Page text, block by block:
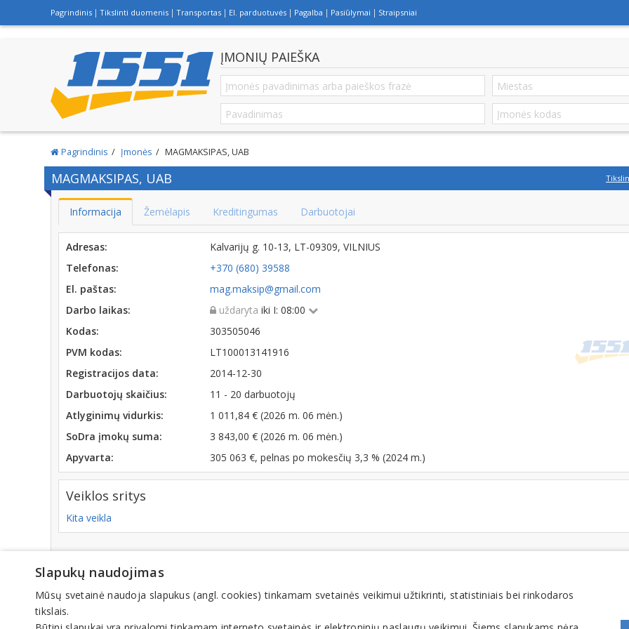
Pagrindinis Tikslinti duomenis Transportas El. parduotuvės Pagalba Pasiūlymai Straipsniai
ĮMONIŲ PAIEŠKA
Pagrindinis Įmonės MAGMAKSIPAS, UAB
MAGMAKSIPAS, UAB
Informacija Žemėlapis Kreditingumas Darbuotojai
Adresas:
Kalvarijų g. 10-13, LT-09309, VILNIUS
Telefonas:
+370 (680) 39588
El. paštas:
mag.maksip@gmail.com
Darbo laikas:
uždaryta iki I: 08:00
Kodas:
303505046
PVM kodas:
LT100013141916
Registracijos data:
2014-12-30
Darbuotojų skaičius:
11 - 20 darbuotojų
Atlyginimų vidurkis:
1 011,84 € (2026 m. 06 mėn.)
SoDra įmokų suma:
3 843,00 € (2026 m. 06 mėn.)
Apyvarta:
305 063 €, pelnas po mokesčių 3,3 % (2024 m.)
Veiklos sritys
Kita veikla
Slapukų naudojimas
Mūsų svetainė naudoja slapukus (angl. cookies) tinkamam svetainės veikimui užtikrinti, statistiniais bei rinkodaros
tikslais.